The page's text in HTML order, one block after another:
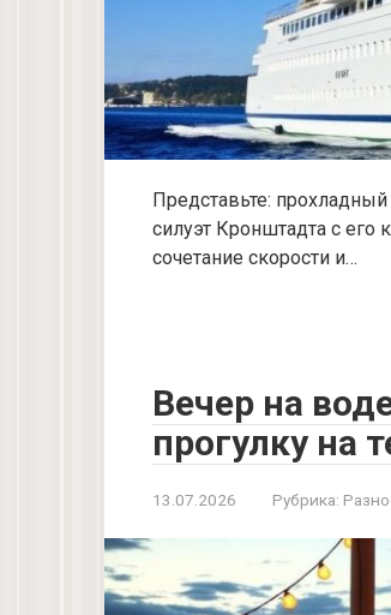
Представьте:
силуэт Кронштадта с его
сочетание скорости и…
Вечер на
прогулку на
13.07.2026 Рубрика: